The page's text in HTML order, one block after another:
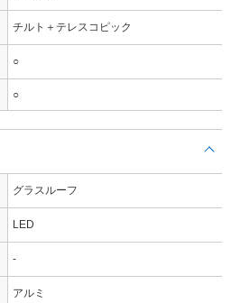
チルト＋テレスコピック
○
○
グラスルーフ
LED
-
アルミ